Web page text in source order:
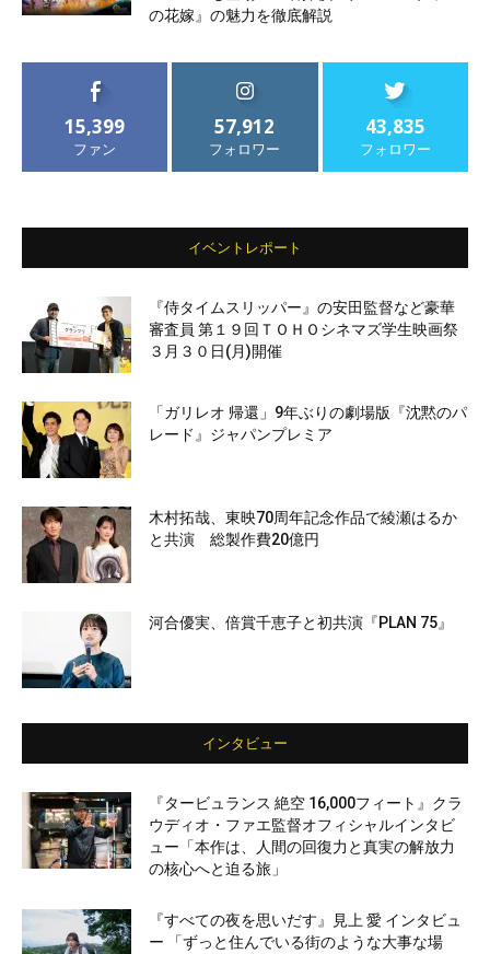
の花嫁』の魅力を徹底解説
15,399
ファン
57,912
フォロワー
43,835
フォロワー
イベントレポート
『侍タイムスリッパー』の安田監督など豪華
審査員 第１９回ＴＯＨＯシネマズ学生映画祭
３月３０日(月)開催
「ガリレオ 帰還」9年ぶりの劇場版『沈黙のパ
レード』ジャパンプレミア
木村拓哉、東映70周年記念作品で綾瀬はるか
と共演 総製作費20億円
河合優実、倍賞千恵子と初共演『PLAN 75』
インタビュー
『タービュランス 絶空 16,000フィート』クラ
ウディオ・ファエ監督オフィシャルインタビ
ュー「本作は、人間の回復力と真実の解放力
の核心へと迫る旅」
『すべての夜を思いだす』見上 愛 インタビュ
ー 「ずっと住んでいる街のような大事な場